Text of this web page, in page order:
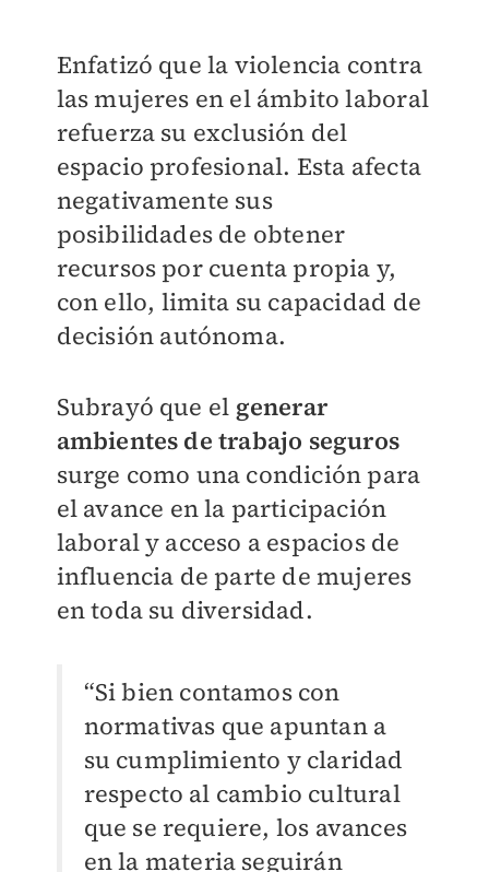
Enfatizó que la violencia contra
las mujeres en el ámbito laboral
refuerza su exclusión del
espacio profesional. Esta afecta
negativamente sus
posibilidades de obtener
recursos por cuenta propia y,
con ello, limita su capacidad de
decisión autónoma.
Subrayó que el generar
ambientes de trabajo seguros
surge como una condición para
el avance en la participación
laboral y acceso a espacios de
influencia de parte de mujeres
en toda su diversidad.
“Si bien contamos con
normativas que apuntan a
su cumplimiento y claridad
respecto al cambio cultural
que se requiere, los avances
en la materia seguirán